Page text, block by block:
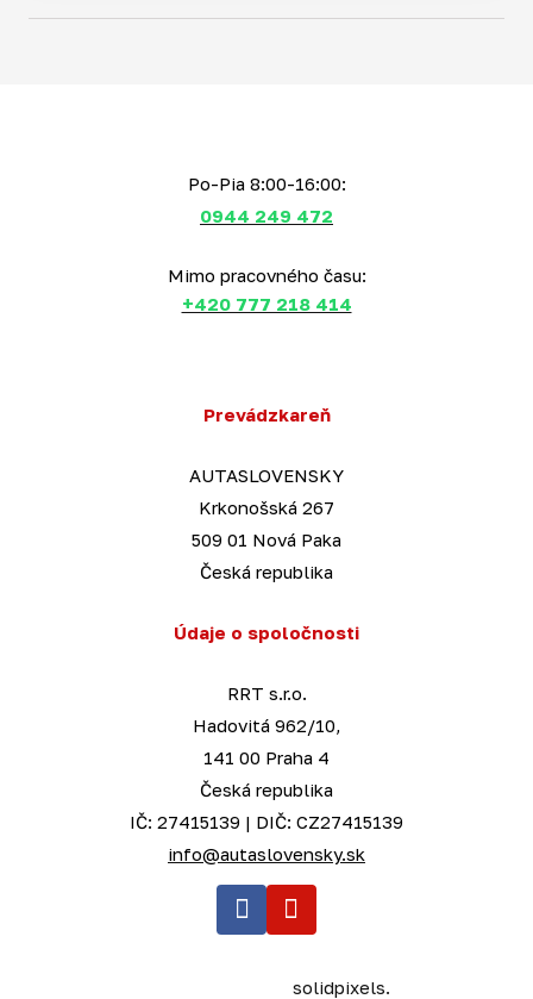
Po-Pia 8:00-16:00:
0944 249 472
Mimo pracovného času:
+420 777 218 414
Prevádzkareň
AUTASLOVENSKY
Krkonošská 267
509 01 Nová Paka
Česká republika
Údaje o spoločnosti
RRT s.r.o.
Hadovitá 962/10,
141 00 Praha 4
Česká republika
IČ: 27415139 | DIČ: CZ27415139
info@autaslovensky.sk
solidpixels.